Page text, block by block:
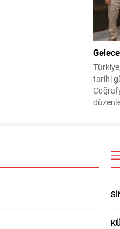
tarihi